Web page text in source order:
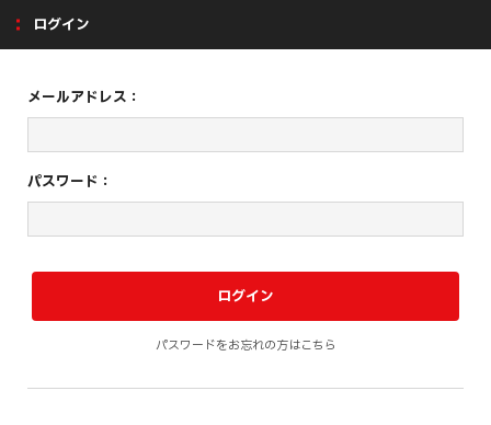
ログイン
メールアドレス：
パスワード：
パスワードをお忘れの方はこちら